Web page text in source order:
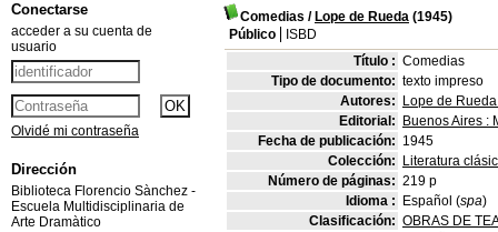
Comedias / Lope de Rueda (1945)
Público
ISBD
Título : Comedias
Tipo de documento: texto impreso
Autores:
Lope de
Editorial:
Buenos Aires :
Fecha de publicación: 1945
Colección:
Literatura
Número de páginas: 219 p
Idioma :
Español (spa)
Clasificación: OBRAS DE
Conectarse
acceder a su cuenta de
usuario
Olvidé mi contraseña
Dirección
Biblioteca Florencio Sànchez -
Escuela Multidisciplinaria de
Arte Dramàtico